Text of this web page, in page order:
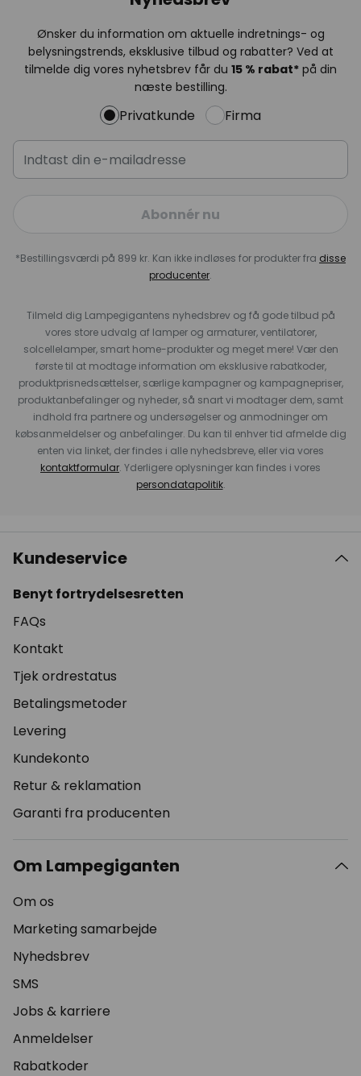
Ønsker du information om aktuelle indretnings- og
belysningstrends, eksklusive tilbud og rabatter? Ved at
tilmelde dig vores nyhetsbrev får du 15 % rabat* på din
næste bestilling.
Privatkunde Firma
Abonnér nu
*Bestillingsværdi på 899 kr. Kan ikke indløses for produkter fra disse
producenter.
Tilmeld dig Lampegigantens nyhedsbrev og få gode tilbud på
vores store udvalg af lamper og armaturer, ventilatorer,
solcellelamper, smart home-produkter og meget mere! Vær den
første til at modtage information om eksklusive rabatkoder,
produktprisnedsættelser, særlige kampagner og kampagnepriser,
produktanbefalinger og nyheder, så snart vi modtager dem, samt
indhold fra partnere og undersøgelser og anmodninger om
købsanmeldelser og anbefalinger. Du kan til enhver tid afmelde dig
enten via linket, der findes i alle nyhedsbreve, eller via vores
kontaktformular. Yderligere oplysninger kan findes i vores
persondatapolitik.
Kundeservice
Benyt fortrydelsesretten
FAQs
Kontakt
Tjek ordrestatus
Betalingsmetoder
Levering
Kundekonto
Retur & reklamation
Garanti fra producenten
Om Lampegiganten
Om os
Marketing samarbejde
Nyhedsbrev
SMS
Jobs & karriere
Anmeldelser
Rabatkoder